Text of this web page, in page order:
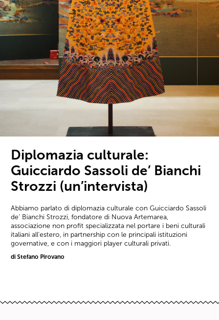
Diplomazia culturale:
Guicciardo Sassoli de’ Bianchi
Strozzi (un’intervista)
Abbiamo parlato di diplomazia culturale con Guicciardo Sassoli
de' Bianchi Strozzi, fondatore di Nuova Artemarea,
associazione non profit specializzata nel portare i beni culturali
italiani all'estero, in partnership con le principali istituzioni
governative, e con i maggiori player culturali privati.
di Stefano Pirovano